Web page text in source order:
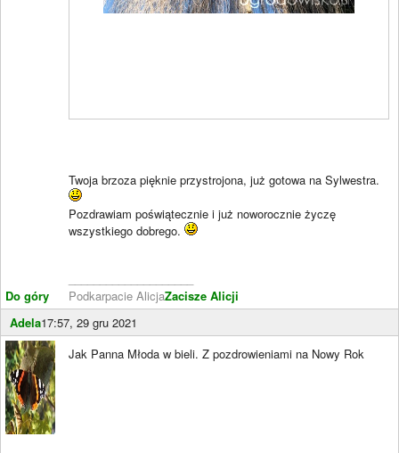
Do góry
Twoja brzoza pięknie przystrojona, już gotowa na Sylwestra.
Pozdrawiam poświątecznie i już noworocznie życzę
wszystkiego dobrego.
Podkarpacie AlicjaZacisze Alicji
Adela17:57, 29 gru 2021
Jak Panna Młoda w bieli. Z pozdrowieniami na Nowy Rok